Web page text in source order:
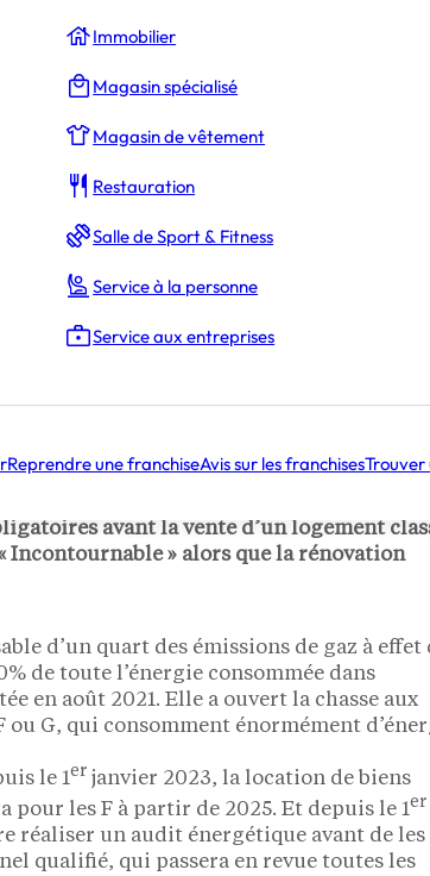
Immobilier
Magasin spécialisé
Magasin de vêtement
Restauration
Salle de Sport & Fitness
Service à la personne
Service aux entreprises
Reprendre une franchiseAvis sur les franchisesTrouver
avant la vente d’un logement
Incontournable » alors que la rénovation
d’un quart des émissions de gaz à effet
de toute l’énergie consommée dans
en août 2021. Elle a ouvert la chasse aux
ou G, qui consomment énormément
le 1er janvier 2023, la location de biens
les F à partir de 2025. Et depuis le 1er
réaliser un audit énergétique avant de les
qualifié, qui passera en revue toutes les